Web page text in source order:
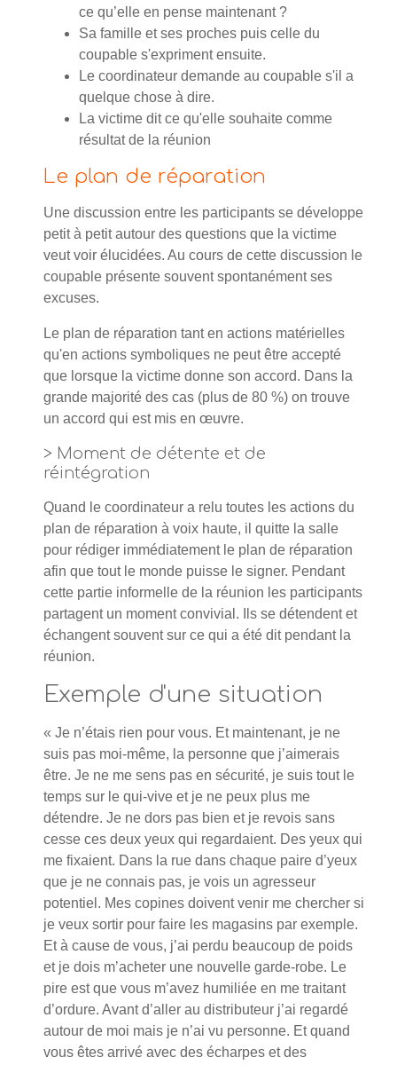
ce qu’elle en pense maintenant ?
Sa famille et ses proches puis celle du
coupable s'expriment ensuite.
Le coordinateur demande au coupable s'il a
quelque chose à dire.
La victime dit ce qu'elle souhaite comme
résultat de la réunion
Le plan de réparation
Une discussion entre les participants se développe
petit à petit autour des questions que la victime
veut voir élucidées. Au cours de cette discussion le
coupable présente souvent spontanément ses
excuses.
Le plan de réparation tant en actions matérielles
qu'en actions symboliques ne peut être accepté
que lorsque la victime donne son accord. Dans la
grande majorité des cas (plus de 80 %) on trouve
un accord qui est mis en œuvre.
> Moment de détente et de
réintégration
Quand le coordinateur a relu toutes les actions du
plan de réparation à voix haute, il quitte la salle
pour rédiger immédiatement le plan de réparation
afin que tout le monde puisse le signer. Pendant
cette partie informelle de la réunion les participants
partagent un moment convivial. Ils se détendent et
échangent souvent sur ce qui a été dit pendant la
réunion.
Exemple d'une situation
« Je n’étais rien pour vous. Et maintenant, je ne
suis pas moi-même, la personne que j’aimerais
être. Je ne me sens pas en sécurité, je suis tout le
temps sur le qui-vive et je ne peux plus me
détendre. Je ne dors pas bien et je revois sans
cesse ces deux yeux qui regardaient. Des yeux qui
me fixaient. Dans la rue dans chaque paire d’yeux
que je ne connais pas, je vois un agresseur
potentiel. Mes copines doivent venir me chercher si
je veux sortir pour faire les magasins par exemple.
Et à cause de vous, j’ai perdu beaucoup de poids
et je dois m’acheter une nouvelle garde-robe. Le
pire est que vous m’avez humiliée en me traitant
d’ordure. Avant d’aller au distributeur j’ai regardé
autour de moi mais je n’ai vu personne. Et quand
vous êtes arrivé avec des écharpes et des